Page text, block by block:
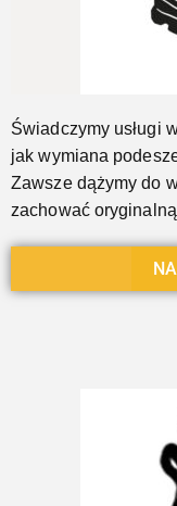
Świadczymy usługi
jak wymiana
Zawsze dążymy do
zachować